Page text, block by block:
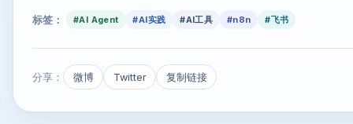
标签： #AI Agent #AI实践 #AI工具 #n8n #飞书
分享： 微博 Twitter 复制链接